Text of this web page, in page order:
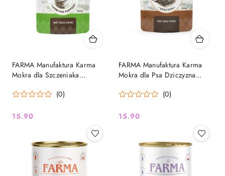
FARMA Manufaktura Karma
Mokra dla Szczeniaka
(0)
Cena:
15.90
FARMA Manufaktura Karma
Mokra dla Psa Dziczyzna
(0)
Cena:
15.90